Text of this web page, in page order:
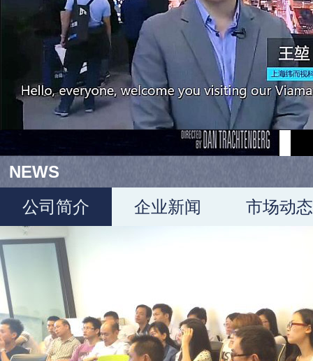
NEWS
公司简介
企业新闻 市场动态